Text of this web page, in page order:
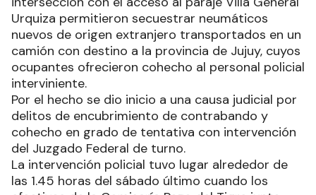
Urquiza permitieron secuestrar neumáticos
nuevos de origen extranjero transportados en un
camión con destino a la provincia de Jujuy, cuyos
ocupantes ofrecieron cohecho al personal policial
interviniente.
Por el hecho se dio inicio a una causa judicial por
delitos de encubrimiento de contrabando y
cohecho en grado de tentativa con intervención
del Juzgado Federal de turno.
La intervención policial tuvo lugar alrededor de
las 1.45 horas del sábado último cuando los